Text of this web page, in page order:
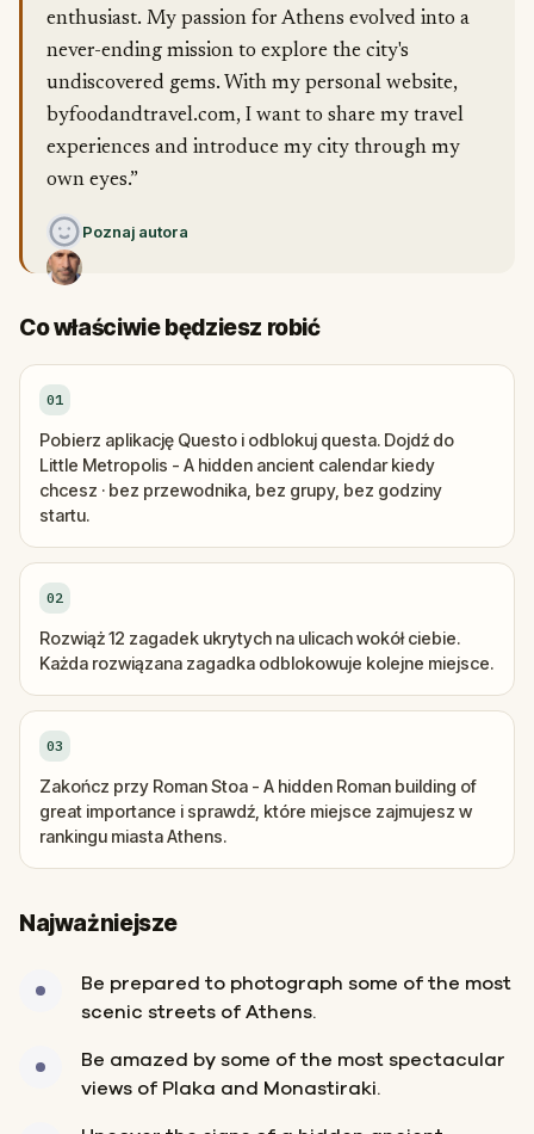
enthusiast. My passion for Athens evolved into a
never-ending mission to explore the city's
undiscovered gems. With my personal website,
byfoodandtravel.com, I want to share my travel
experiences and introduce my city through my
own eyes.”
Poznaj autora
Co właściwie będziesz robić
01
Pobierz aplikację Questo i odblokuj questa. Dojdź do
Little Metropolis - A hidden ancient calendar kiedy
chcesz · bez przewodnika, bez grupy, bez godziny
startu.
02
Rozwiąż 12 zagadek ukrytych na ulicach wokół ciebie.
Każda rozwiązana zagadka odblokowuje kolejne miejsce.
03
Zakończ przy Roman Stoa - A hidden Roman building of
great importance i sprawdź, które miejsce zajmujesz w
rankingu miasta Athens.
Najważniejsze
Be prepared to photograph some of the most
scenic streets of Athens.
Be amazed by some of the most spectacular
views of Plaka and Monastiraki.